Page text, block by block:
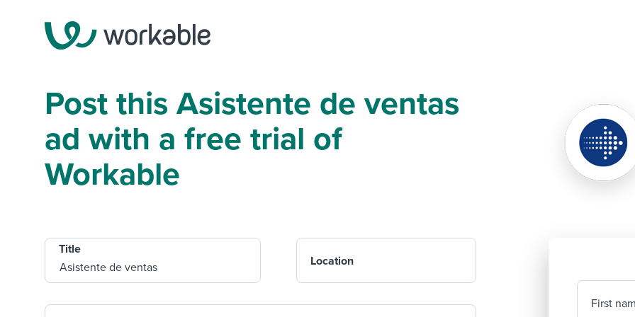
Post this Asistente de ventas
ad with a free trial of
Workable
Title
Location
First